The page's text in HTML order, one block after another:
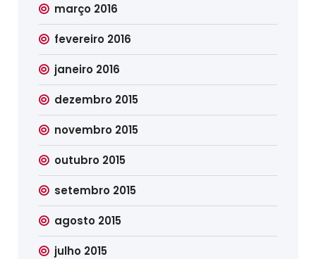
março 2016
fevereiro 2016
janeiro 2016
dezembro 2015
novembro 2015
outubro 2015
setembro 2015
agosto 2015
julho 2015